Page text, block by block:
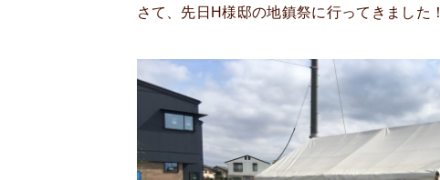
さて、先日H様邸の地鎮祭に行ってきました！